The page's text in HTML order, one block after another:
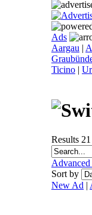
Ads
Aargau |
Ticino |
Results
Advanced
Sort by
New Ad |